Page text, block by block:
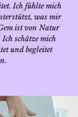
Ich fühlte mich
was mir
ist von Natur
schätze mich
und begleitet